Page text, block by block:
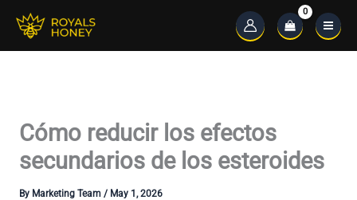
content
Main
Cómo reducir los efectos
secundarios de los esteroides
By Marketing Team / May 1, 2026